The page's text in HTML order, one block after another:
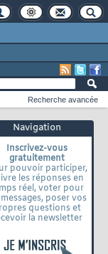
Navigation
Inscrivez-vous
gratuitement
pouvoir participer,
les réponses en
réel, voter pour
poser vos
questions et
la newsletter
Recherche avancée